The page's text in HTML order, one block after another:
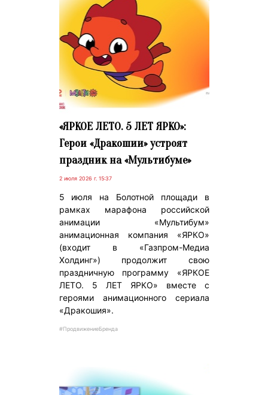
«ЯРКОЕ ЛЕТО. 5 ЛЕТ ЯРКО»:
Герои «Дракошии» устроят
праздник на «Мультибуме»
2 июля 2026 г. 15:37
5 июля на Болотной площади в
рамках марафона российской
анимации «Мультибум»
анимационная компания «ЯРКО»
(входит в «Газпром-Медиа
Холдинг») продолжит свою
праздничную программу «ЯРКОЕ
ЛЕТО. 5 ЛЕТ ЯРКО» вместе с
героями анимационного сериала
«Дракошия».
#ПродвижениеБренда